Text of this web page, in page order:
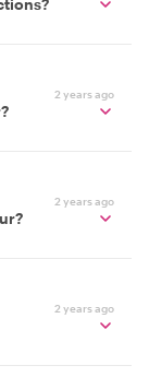
2 years ago
2 years ago
2 years ago